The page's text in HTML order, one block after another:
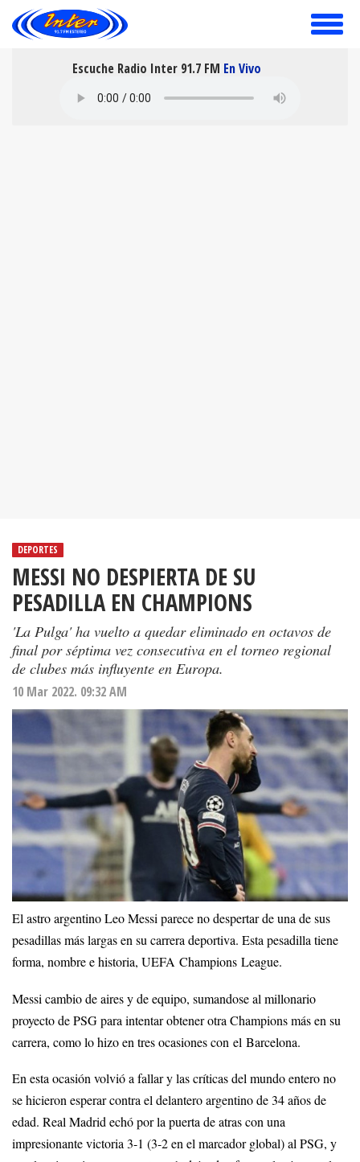
toggle
Escuche Radio Inter 91.7 FM En Vivo
DEPORTES
MESSI NO DESPIERTA DE SU
PESADILLA EN CHAMPIONS
'La Pulga' ha vuelto a quedar eliminado en octavos de
final por séptima vez consecutiva en el torneo regional
de clubes más influyente en Europa.
10 Mar 2022. 09:32 AM
El astro argentino Leo Messi parece no despertar de una de sus
pesadillas más largas en su carrera deportiva. Esta pesadilla tiene
forma, nombre e historia, UEFA Champions League.
Messi cambio de aires y de equipo, sumandose al millonario
proyecto de PSG para intentar obtener otra Champions más en su
carrera, como lo hizo en tres ocasiones con el Barcelona.
En esta ocasión volvió a fallar y las críticas del mundo entero no
se hicieron esperar contra el delantero argentino de 34 años de
edad. Real Madrid echó por la puerta de atras con una
impresionante victoria 3-1 (3-2 en el marcador global) al PSG, y